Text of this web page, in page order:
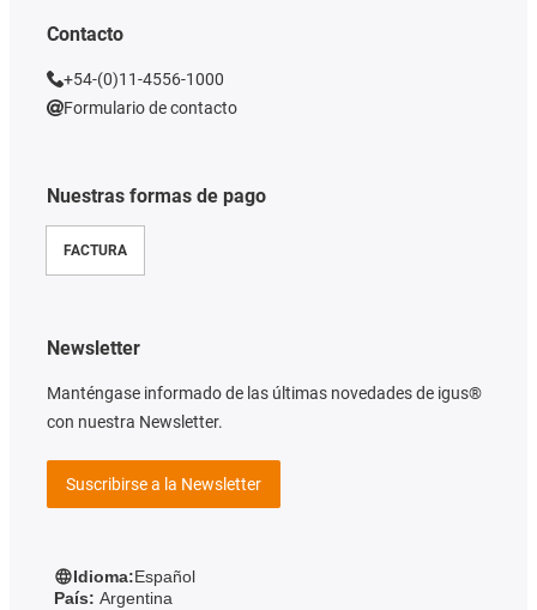
Nuestras formas de pago
FACTURA
Contacto
+54-(0)11-4556-1000
Formulario de contacto
Newsletter
Manténgase informado de las últimas novedades de igus®
con nuestra Newsletter.
Suscribirse a la Newsletter
Idioma:Español
País: Argentina